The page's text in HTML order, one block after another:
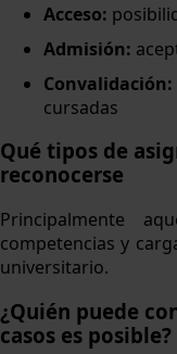
Acceso:
Admisión:
Convalidación:
cursadas
Qué tipos de
reconocerse
Principalmente
competencias y
universitario.
¿Quién puede
casos es posible?